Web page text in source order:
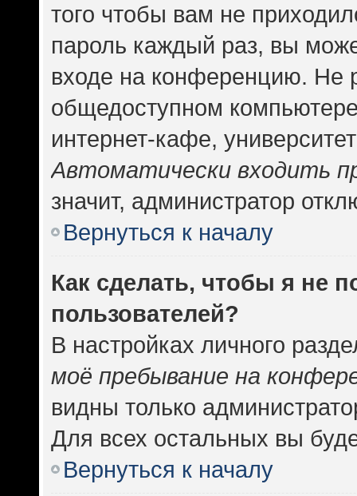
того чтобы вам не
пароль каждый раз, вы
входе на конференцию. Не
общедоступном
интернет-кафе,
Автоматически входить
значит, администратор
Вернуться к началу
Как сделать, чтобы я не
пользователей?
В настройках личного
моё пребывание на
видны только
Для всех остальных вы
Вернуться к началу